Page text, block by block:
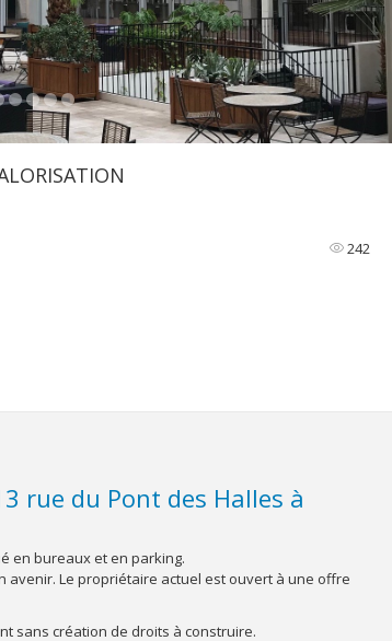
242
rue du Pont des Halles à
en bureaux et en parking.
avenir. Le propriétaire actuel est ouvert à une offre
sans création de droits à construire.